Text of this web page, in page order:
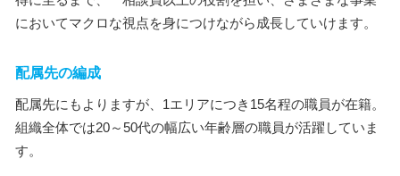
においてマクロな視点を身につけながら成長していけます。
配属先の編成
配属先にもよりますが、1エリアにつき15名程の職員が在籍。
組織全体では20～50代の幅広い年齢層の職員が活躍していま
す。